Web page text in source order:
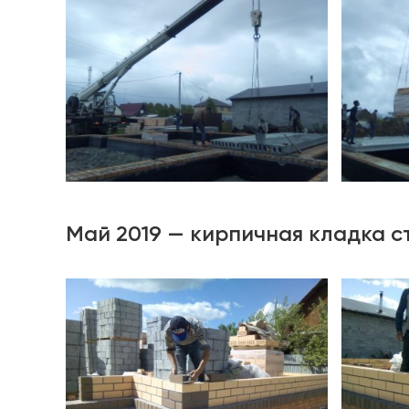
Май 2019 — кирпичная кладка